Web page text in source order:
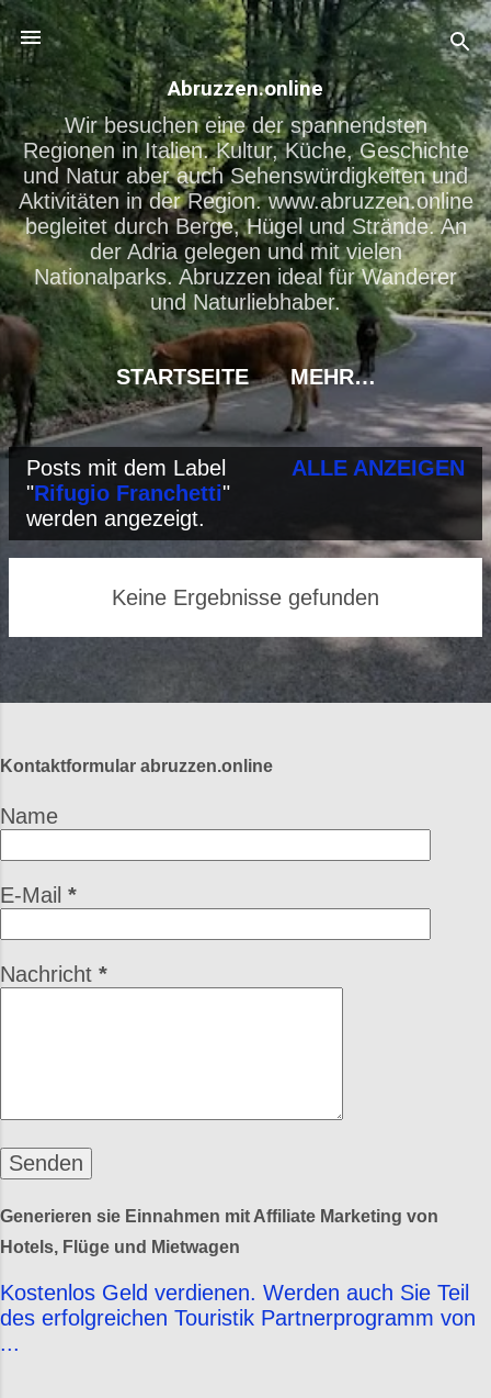
Direkt zum Hauptbereich
Abruzzen.online
Wir besuchen eine der spannendsten
Regionen in Italien. Kultur, Küche, Geschichte
und Natur aber auch Sehenswürdigkeiten und
Aktivitäten in der Region. www.abruzzen.online
begleitet durch Berge, Hügel und Strände. An
der Adria gelegen und mit vielen
Nationalparks. Abruzzen ideal für Wanderer
und Naturliebhaber.
STARTSEITE MEHR…
P
o
s
s
Posts mit dem Label
"Rifugio Franchetti"
werden angezeigt.
ALLE ANZEIGEN
Keine Ergebnisse gefunden
Kontaktformular abruzzen.online
Name
E-Mail *
Nachricht *
Generieren sie Einnahmen mit Affiliate Marketing von
Hotels, Flüge und Mietwagen
Kostenlos Geld verdienen. Werden auch Sie Teil
des erfolgreichen Touristik Partnerprogramm von
...